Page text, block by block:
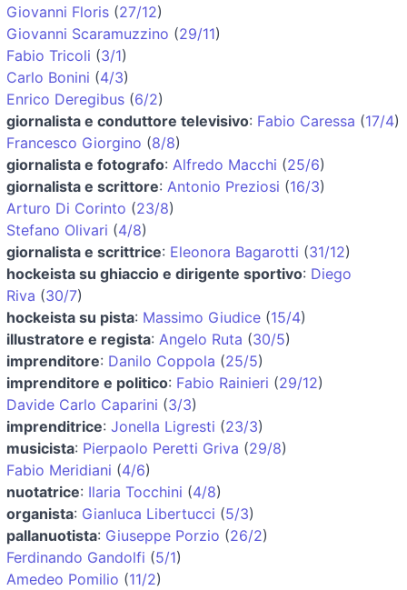
Giovanni Floris (27/12)
Giovanni Scaramuzzino (29/11)
Fabio Tricoli (3/1)
Carlo Bonini (4/3)
Enrico Deregibus (6/2)
giornalista e conduttore televisivo: Fabio Caressa (17/4)
Francesco Giorgino (8/8)
giornalista e fotografo: Alfredo Macchi (25/6)
giornalista e scrittore: Antonio Preziosi (16/3)
Arturo Di Corinto (23/8)
Stefano Olivari (4/8)
giornalista e scrittrice: Eleonora Bagarotti (31/12)
hockeista su ghiaccio e dirigente sportivo: Diego
Riva (30/7)
hockeista su pista: Massimo Giudice (15/4)
illustratore e regista: Angelo Ruta (30/5)
imprenditore: Danilo Coppola (25/5)
imprenditore e politico: Fabio Rainieri (29/12)
Davide Carlo Caparini (3/3)
imprenditrice: Jonella Ligresti (23/3)
musicista: Pierpaolo Peretti Griva (29/8)
Fabio Meridiani (4/6)
nuotatrice: Ilaria Tocchini (4/8)
organista: Gianluca Libertucci (5/3)
pallanuotista: Giuseppe Porzio (26/2)
Ferdinando Gandolfi (5/1)
Amedeo Pomilio (11/2)